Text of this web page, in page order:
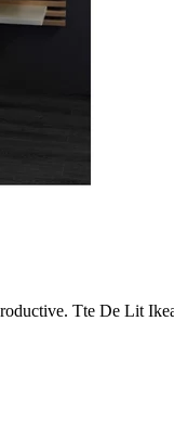
Tte De Lit